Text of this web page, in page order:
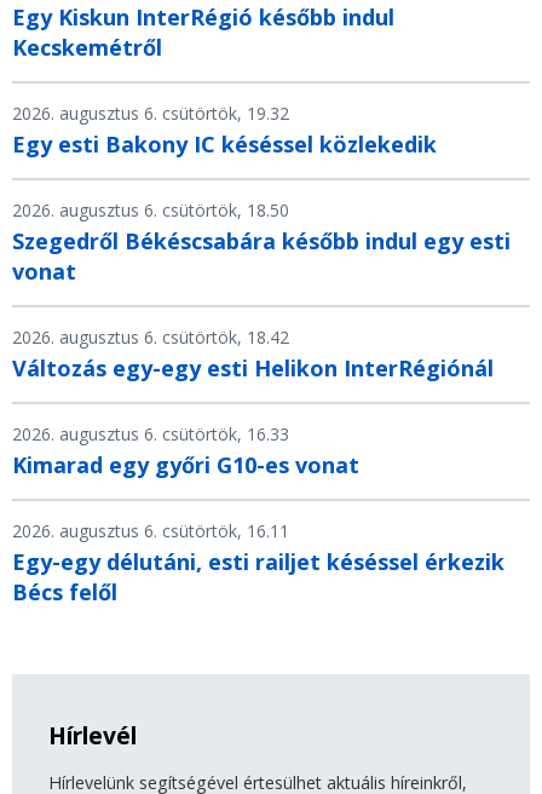
Egy Kiskun InterRégió később indul
Kecskemétről
2026. augusztus 6. csütörtök, 19.32
Egy esti Bakony IC késéssel közlekedik
2026. augusztus 6. csütörtök, 18.50
Szegedről Békéscsabára később indul egy esti
vonat
2026. augusztus 6. csütörtök, 18.42
Változás egy-egy esti Helikon InterRégiónál
2026. augusztus 6. csütörtök, 16.33
Kimarad egy győri G10-es vonat
2026. augusztus 6. csütörtök, 16.11
Egy-egy délutáni, esti railjet késéssel érkezik
Bécs felől
Hírlevél
Hírlevelünk segítségével értesülhet aktuális híreinkről,